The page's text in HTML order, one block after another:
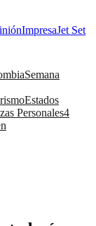
ImpresaJet Set
Semana
Estados
Personales4